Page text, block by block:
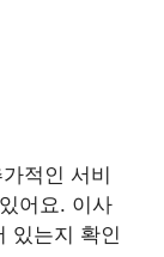
적인 서비
어요. 이사
있는지 확인